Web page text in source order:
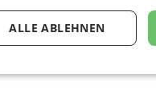
ALLE ABLEHNEN